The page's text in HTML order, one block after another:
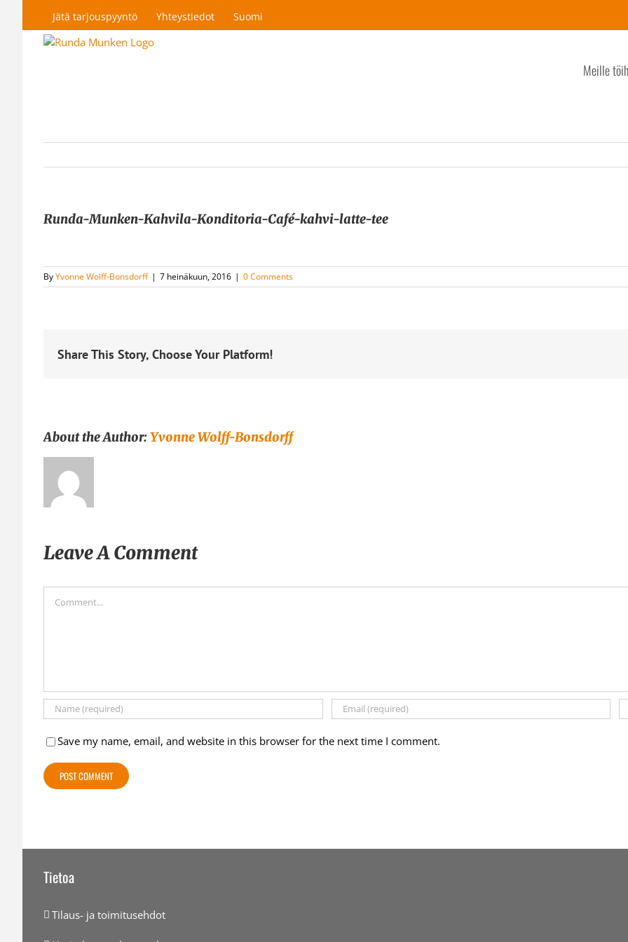
Jätä tarjouspyyntö Yhteystiedot Suomi
Meille
Runda-Munken-Kahvila-Konditoria-Café-kahvi-latte-tee
ByYvonne Wolff-Bonsdorff | 7 heinäkuun, 2016 | 0 Comments
Share This Story, Choose Your Platform!
About the Author:Yvonne Wolff-Bonsdorff
Leave A Comment
Save my name, email, and website in this browser for the next time I comment.
Tietoa
Tilaus- ja toimitusehdot